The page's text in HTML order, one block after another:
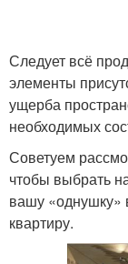
Следует всё
элементы
ущерба
необходимых
Советуем
чтобы выбрать
вашу «однушку»
квартиру.